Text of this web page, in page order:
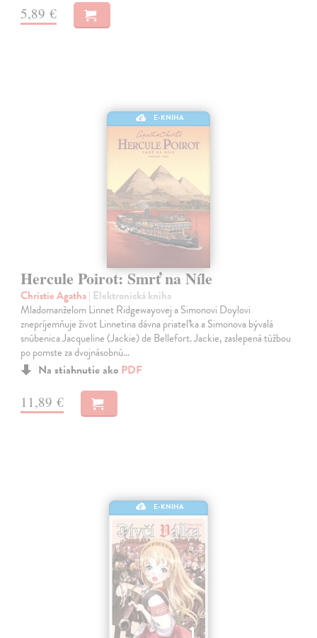
5,89 €
E-KNIHA
Hercule Poirot: Smrť na Níle
Christie Agatha| Elektronická kniha
Mladomanželom Linnet Ridgewayovej a Simonovi Doylovi
znepríjemňuje život Linnetina dávna priateľka a Simonova bývalá
snúbenica Jacqueline (Jackie) de Bellefort. Jackie, zaslepená túžbou
po pomste za dvojnásobnú…
Na stiahnutie ako PDF
11,89 €
E-KNIHA